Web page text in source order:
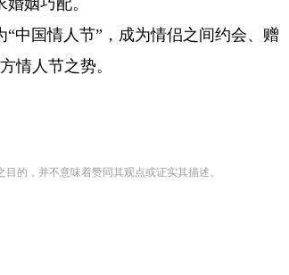
姻巧配。
中国情人节”，成为情侣之间约会、赠
情人节之势。
目的，并不意味着赞同其观点或证实其描述。